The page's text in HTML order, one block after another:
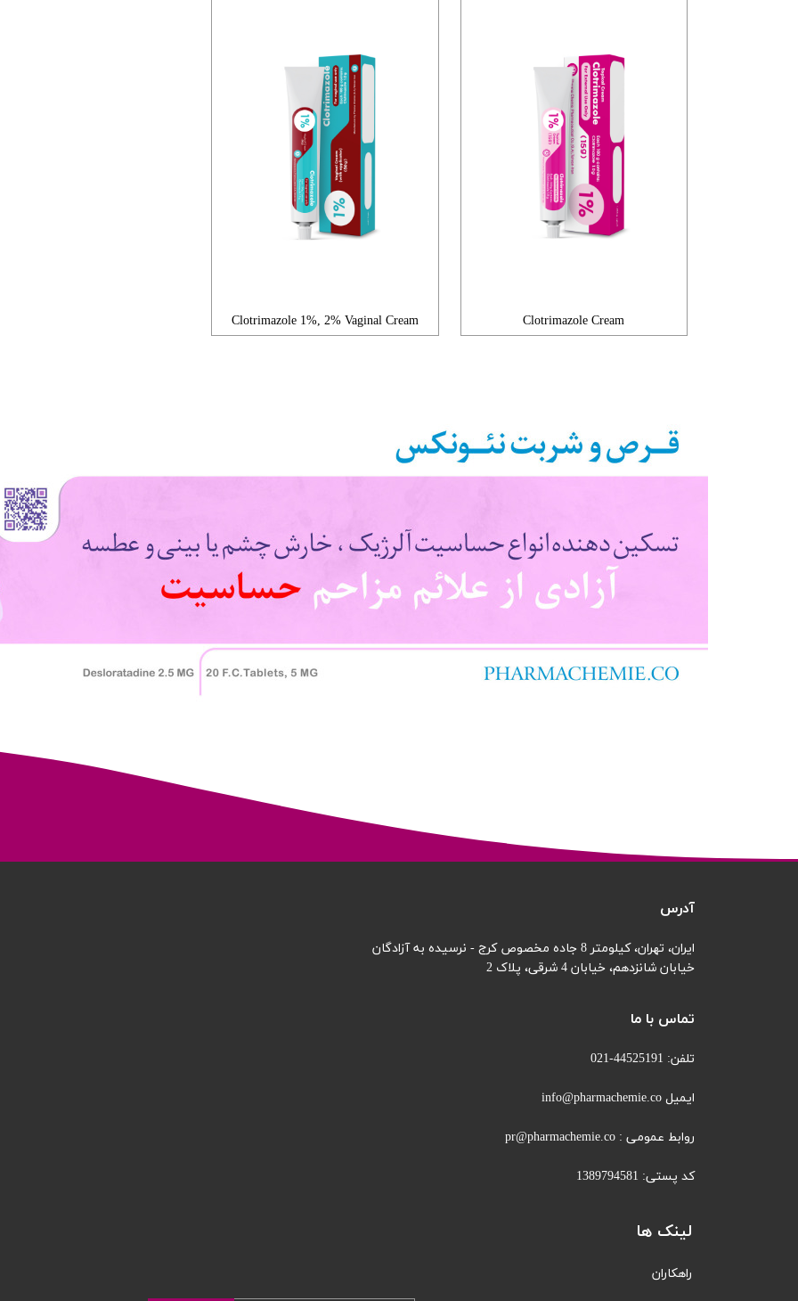
Clotrimazole Cream
Clotrimazole 1%, 2% Vaginal Cream
تماس با ما
تلفن: 44525191-021
ایمیل info@pharmachemie.co
روابط عمومی : pr@pharmachemie.co
کد پستی: 1389794581
آدرس
ایران، تهران، کیلومتر 8 جاده مخصوص کرج - نرسیده به آزادگان
خیابان شانزدهم، خیابان 4 شرقی، پلاک 2
لینک ها
راهکاران